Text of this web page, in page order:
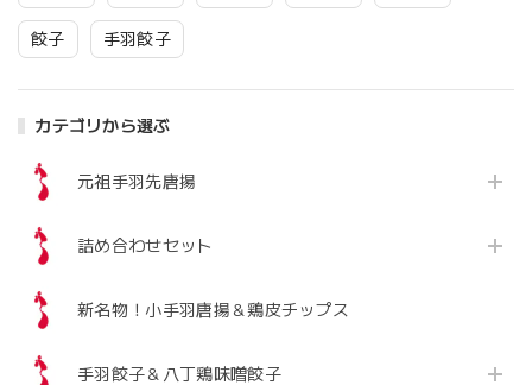
餃子 手羽餃子
カテゴリから選ぶ
元祖手羽先唐揚
詰め合わせセット
新名物！小手羽唐揚＆鶏皮チップス
手羽餃子＆八丁鶏味噌餃子